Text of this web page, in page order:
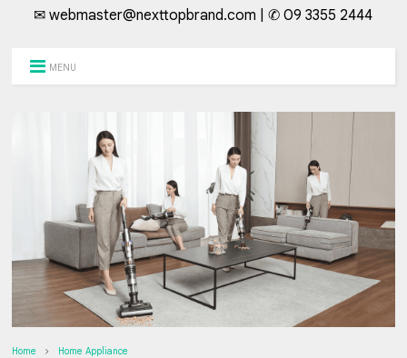
✉ webmaster@nexttopbrand.com | ✆ 09 3355 2444
MENU
Home Home Appliance